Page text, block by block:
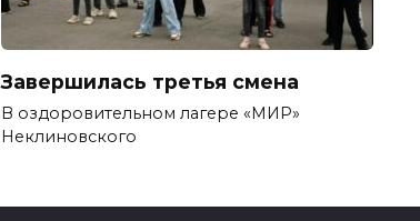
Завершилась третья смена
В оздоровительном лагере «МИР»
Неклиновского